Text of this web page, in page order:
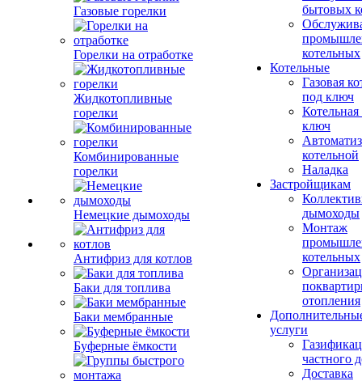
Газовые горелки
Горелки на отработке
Жидкотопливные
горелки
Комбинированные
горелки
Немецкие дымоходы
Антифриз для котлов
Баки для топлива
Баки мембранные
Буферные ёмкости
бытовых
котельных
Котельные
Газовая
под ключ
ключ
котельной
Наладка
Застройщикам
дымоходы
Монтаж
котельных
отопления
услуги
частного
Доставка